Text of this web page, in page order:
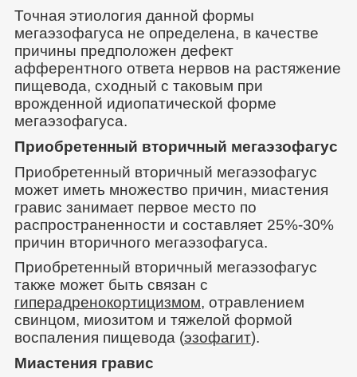
Точная этиология данной формы
мегаэзофагуса не определена, в качестве
причины предположен дефект
афферентного ответа нервов на растяжение
пищевода, сходный с таковым при
врожденной идиопатической форме
мегаэзофагуса.
Приобретенный вторичный мегаэзофагус
Приобретенный вторичный мегаэзофагус
может иметь множество причин, миастения
гравис занимает первое место по
распространенности и составляет 25%-30%
причин вторичного мегаэзофагуса.
Приобретенный вторичный мегаэзофагус
также может быть связан с
гиперадренокортицизмом, отравлением
свинцом, миозитом и тяжелой формой
воспаления пищевода (эзофагит).
Миастения гравис